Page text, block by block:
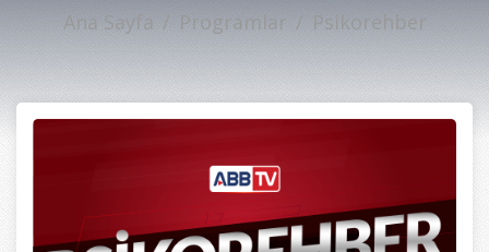
Ana Sayfa Programlar Psikorehber